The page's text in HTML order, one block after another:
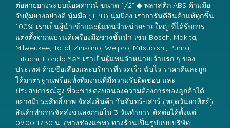
ต่อสายยางระบบน็อคดาวน์ ขนาด 1/2” ◆ พลาสติก ABS ด้ามมือ
จับหุ้มยางอย่างดี นุ้มมือ (TPR) นุ่มมือง เราการันตีสินค้าแท้ทุกชิ้น
100% เราเป็นผู้นำเข้าและผู้แทนจำหน่ายรายใหญ่ ที่ได้รับการ
แต่งตั้งจากแบรนด์เครื่องมือช่างชั้นนำ เช่น Bosch, Makita,
Milweukee, Total, Zinsano, Welpro, Mitsubishi, Puma,
Hitachi, Honda ฯลฯ เราเป็นผู้แทนจำหน่ายเจ้าแรก ๆ ของ
ประเทศ ด้วยชื่อเสียงและบริการที่รวดเร็ว ฉับไว ราคาดีและถูก
ได้มาตรฐานพร้อมทั้งทีมงานที่มีความรับผิดชอบ และ
ประสบการณ์สูง ที่จะช่วยตอบสนองความต้องการของลูกค้าได้
อย่างมีประสิทธิ์ภาพ จัดส่งสินค้า วันจันทร์-เสาร์ (หยุดวันอาทิตย์)
สินค้าทำการจัดส่งขนส่งภายใน 3 วันทำการ ติดต่อได้ตั้งแต่
09.00-17.30 น. (ทางช่องแชท) ทางร้านเป็นรูปแบบบริษัท